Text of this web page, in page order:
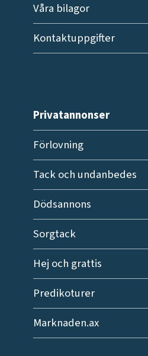
Våra bilagor
Kontaktuppgifter
Privatannonser
Förlovning
Tack och undanbedes
Dödsannons
Sorgtack
Hej och grattis
Predikoturer
Marknaden.ax